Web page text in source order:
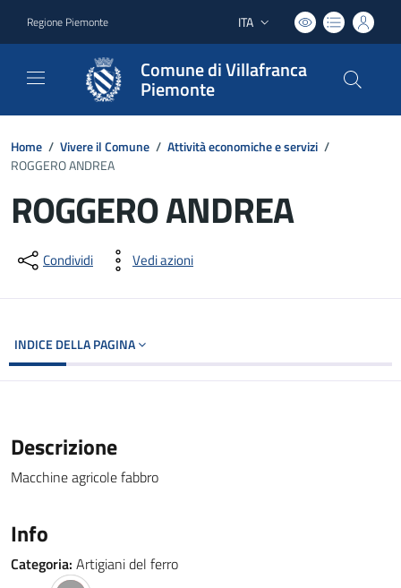
Regione Piemonte Lingua attiva:
ITA
Comune di Villafranca
Piemonte
Home / Vivere il Comune / Attività economiche e servizi /
ROGGERO ANDREA
ROGGERO ANDREA
Dettagli del documento
Condividi Vedi azioni
INDICE DELLA PAGINA
Descrizione
Macchine agricole fabbro
Info
Categoria: Artigiani del ferro